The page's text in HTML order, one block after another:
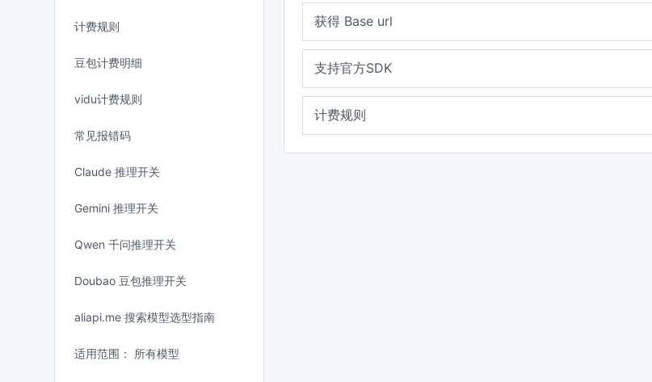
计费规则
豆包计费明细
vidu计费规则
常见报错码
Claude 推理开关
Gemini 推理开关
Qwen 千问推理开关
Doubao 豆包推理开关
aliapi.me 搜索模型选型指南
适用范围： 所有模型
获得 Base url
支持官方SDK
计费规则